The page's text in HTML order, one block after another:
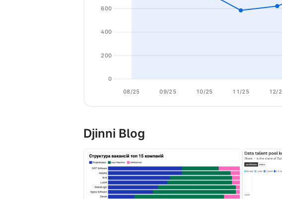
08/25 09/25 10/25 11/25 12/
0
200
400
600
Djinni Blog